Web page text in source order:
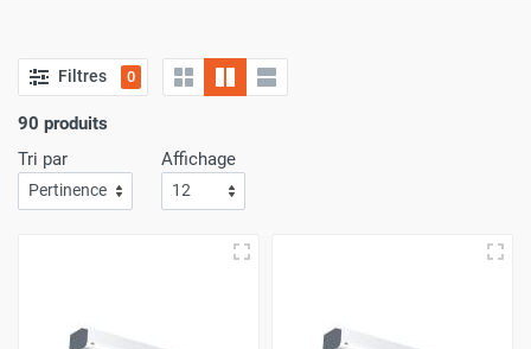
inégalées à chaque visite. De plus, nous comprenons
l'importanced'un service de livraison rapide
pourquoi nous nous assurons que votre commande arrive
à votre porte avecla plus grande efficacité
Faites vos achats sur Airchaud Diffusion pour une
expérience où l'excellence et la vitesse de livraison s'allient
à l'avantage de prix compétitifs.
Filtres 0
90 produits
Tri par
Affichage